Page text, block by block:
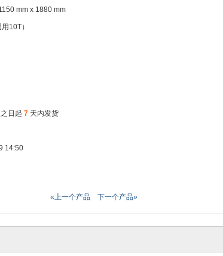
mm x 1880 mm
10T）
日起 7 天内发货
14:50
«上一个产品 下一个产品»